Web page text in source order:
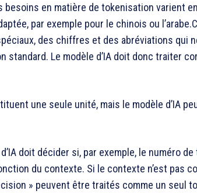
en matière de tokenisation varient
par exemple pour le chinois ou
des chiffres et des abréviations qui
standard. Le modèle d’IA doit donc traiter
une seule unité, mais le modèle d’IA
doit décider si, par exemple, le numéro de
du contexte. Si le contexte n’est pas
» peuvent être traités comme un seul